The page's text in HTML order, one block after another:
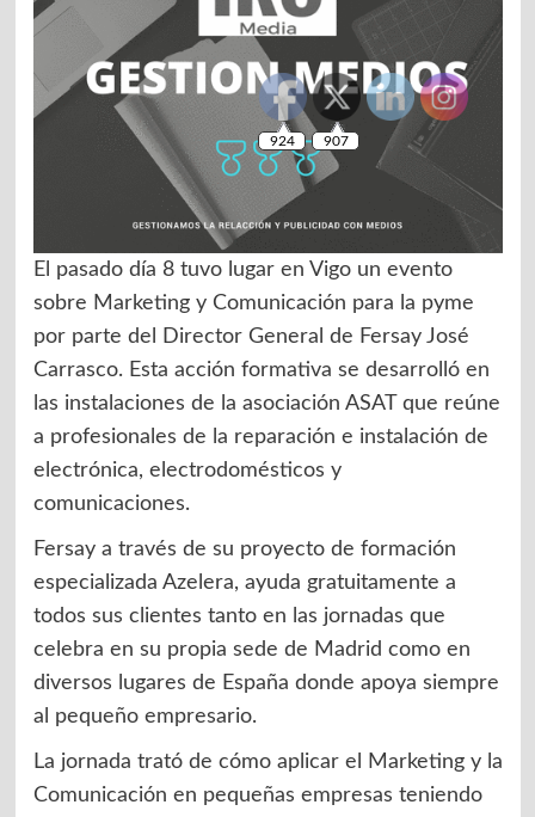
El pasado día 8 tuvo lugar en Vigo un evento
sobre Marketing y Comunicación para la pyme
por parte del Director General de Fersay José
Carrasco. Esta acción formativa se desarrolló en
las instalaciones de la asociación ASAT que reúne
a profesionales de la reparación e instalación de
electrónica, electrodomésticos y
comunicaciones.
Fersay a través de su proyecto de formación
especializada Azelera, ayuda gratuitamente a
todos sus clientes tanto en las jornadas que
celebra en su propia sede de Madrid como en
diversos lugares de España donde apoya siempre
al pequeño empresario.
La jornada trató de cómo aplicar el Marketing y la
Comunicación en pequeñas empresas teniendo